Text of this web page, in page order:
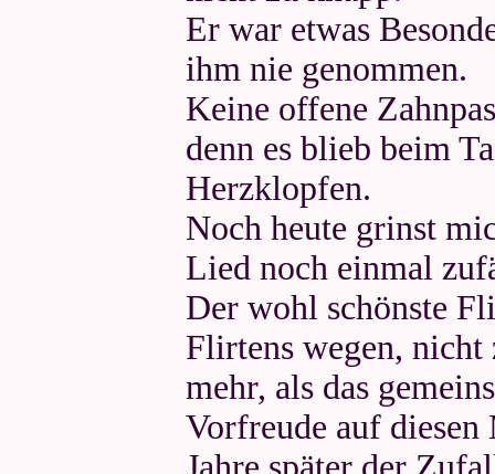
Er war etwas
ihm nie genommen.
Keine offene
denn es blieb beim
Herzklopfen.
Noch heute grinst
Lied noch einmal
Der wohl schönste
Flirtens wegen,
mehr, als das
Vorfreude auf diesen